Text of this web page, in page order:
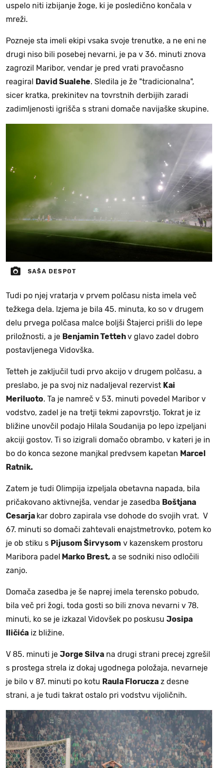
uspelo niti izbijanje žoge, ki je posledično končala v
mreži.
Pozneje sta imeli ekipi vsaka svoje trenutke, a ne eni ne
drugi niso bili posebej nevarni, je pa v 36. minuti znova
zagrozil Maribor, vendar je pred vrati pravočasno
reagiral David Sualehe. Sledila je že "tradicionalna",
sicer kratka, prekinitev na tovrstnih derbijih zaradi
zadimljenosti igrišča s strani domače navijaške skupine.
SAŠA DESPOT
Tudi po njej vratarja v prvem polčasu nista imela več
težkega dela. Izjema je bila 45. minuta, ko so v drugem
delu prvega polčasa malce boljši Štajerci prišli do lepe
priložnosti, a je Benjamin Tettehv glavo zadel dobro
postavljenega Vidovška.
Tetteh je zaključil tudi prvo akcijo v drugem polčasu, a
preslabo, je pa svoj niz nadaljeval rezervist Kai
Meriluoto. Ta je namreč v 53. minuti povedel Maribor v
vodstvo, zadel je na tretji tekmi zapovrstjo. Tokrat je iz
bližine unovčil podajo Hilala Soudanija po lepo izpeljani
akciji gostov. Ti so izigrali domačo obrambo, v kateri je in
bo do konca sezone manjkal predvsem kapetan Marcel
Ratnik.
Zatem je tudi Olimpija izpeljala obetavna napada, bila
pričakovano aktivnejša, vendar je zasedba Boštjana
Cesarja kar dobro zapirala vse dohode do svojih vrat. V
67. minuti so domači zahtevali enajstmetrovko, potem ko
je ob stiku s Pijusom Širvysom v kazenskem prostoru
Maribora padel Marko Brest, a se sodniki niso odločili
zanjo.
Domača zasedba je še naprej imela terensko pobudo,
bila več pri žogi, toda gosti so bili znova nevarni v 78.
minuti, ko se je izkazal Vidovšek po poskusu Josipa
Iličića iz bližine.
V 85. minuti je Jorge Silva na drugi strani precej zgrešil
s prostega strela iz dokaj ugodnega položaja, nevarneje
je bilo v 87. minuti po kotu Raula Florucza z desne
strani, a je tudi takrat ostalo pri vodstvu vijoličnih.